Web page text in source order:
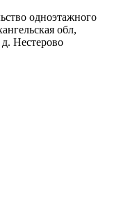
одноэтажного
обл,
Нестерово